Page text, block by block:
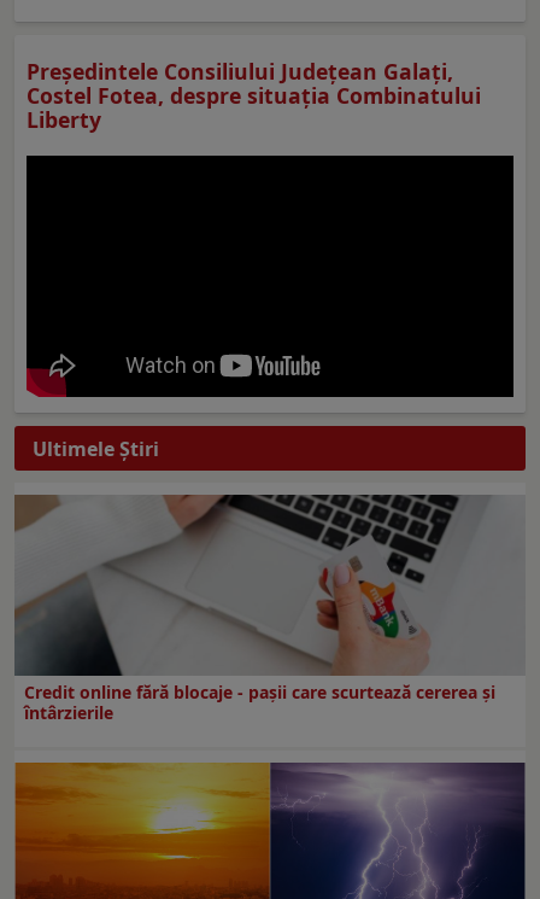
Preşedintele Consiliului Judeţean Galaţi,
Costel Fotea, despre situaţia Combinatului
Liberty
Ultimele Ştiri
Credit online fără blocaje - pașii care scurtează cererea și
întârzierile